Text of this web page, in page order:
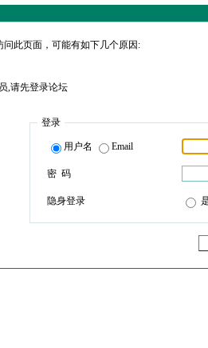
此页面，可能有如下几个原因:
,请先登录论坛
登录
用户名 Email
密 码
隐身登录